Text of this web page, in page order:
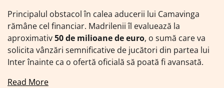
Principalul obstacol în calea aducerii lui Camavinga
rămâne cel financiar. Madrilenii îl evaluează la
aproximativ50 de milioane de euro, o sumă care va
solicita vânzări semnificative de jucători din partea lui
Inter înainte ca o ofertă oficială să poată fi avansată.
Read More